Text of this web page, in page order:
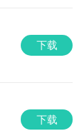
下载
下载